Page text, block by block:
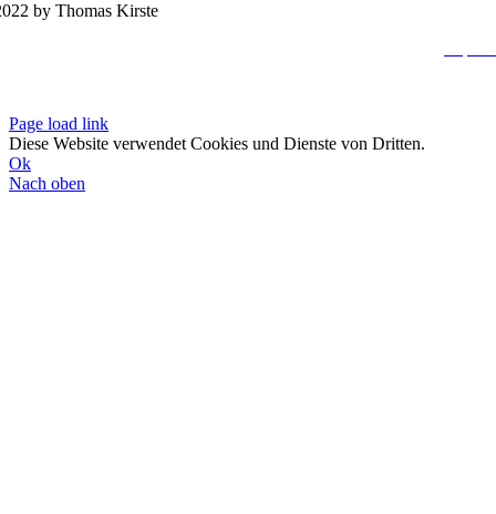
by Thomas Kirste
Page load link
Diese Website verwendet Cookies und Dienste von Dritten.
Ok
Nach oben